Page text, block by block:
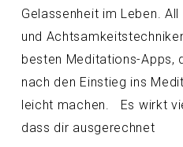
Gelassenheit im Leben.
und
besten Meditations-Apps,
nach den Einstieg ins
leicht machen. Es wirkt
dass dir ausgerechnet